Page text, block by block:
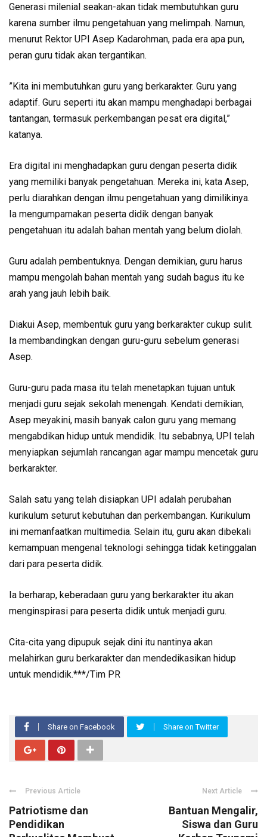
Generasi milenial seakan-akan tidak membutuhkan guru
karena sumber ilmu pengetahuan yang melimpah. Namun,
menurut Rektor UPI Asep Kadarohman, pada era apa pun,
peran guru tidak akan tergantikan.
”Kita ini membutuhkan guru yang berkarakter. Guru yang
adaptif. Guru seperti itu akan mampu menghadapi berbagai
tantangan, termasuk perkembangan pesat era digital,”
katanya.
Era digital ini menghadapkan guru dengan peserta didik
yang memiliki banyak pengetahuan. Mereka ini, kata Asep,
perlu diarahkan dengan ilmu pengetahuan yang dimilikinya.
Ia mengumpamakan peserta didik dengan banyak
pengetahuan itu adalah bahan mentah yang belum diolah.
Guru adalah pembentuknya. Dengan demikian, guru harus
mampu mengolah bahan mentah yang sudah bagus itu ke
arah yang jauh lebih baik.
Diakui Asep, membentuk guru yang berkarakter cukup sulit.
Ia membandingkan dengan guru-guru sebelum generasi
Asep.
Guru-guru pada masa itu telah menetapkan tujuan untuk
menjadi guru sejak sekolah menengah. Kendati demikian,
Asep meyakini, masih banyak calon guru yang memang
mengabdikan hidup untuk mendidik. Itu sebabnya, UPI telah
menyiapkan sejumlah rancangan agar mampu mencetak guru
berkarakter.
Salah satu yang telah disiapkan UPI adalah perubahan
kurikulum seturut kebutuhan dan perkembangan. Kurikulum
ini memanfaatkan multimedia. Selain itu, guru akan dibekali
kemampuan mengenal teknologi sehingga tidak ketinggalan
dari para peserta didik.
Ia berharap, keberadaan guru yang berkarakter itu akan
menginspirasi para peserta didik untuk menjadi guru.
Cita-cita yang dipupuk sejak dini itu nantinya akan
melahirkan guru berkarakter dan mendedikasikan hidup
untuk mendidik.***/Tim PR
Share on Facebook Share on Twitter
Previous Article
Patriotisme dan
Pendidikan
Next Article
Bantuan Mengalir,
Siswa dan Guru